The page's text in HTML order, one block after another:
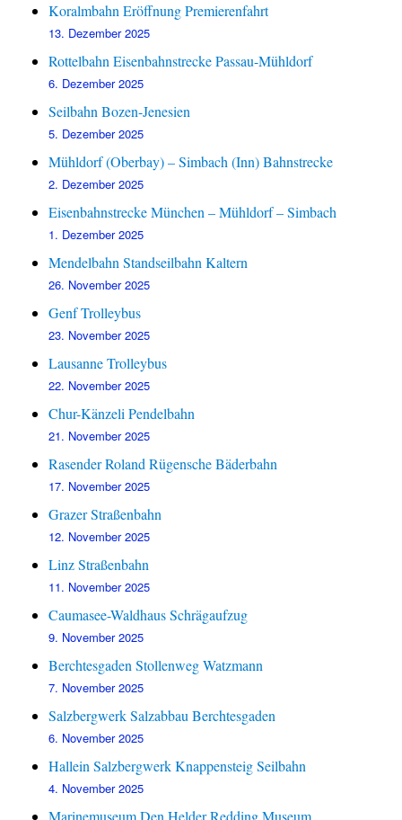
Koralmbahn Eröffnung Premierenfahrt
13. Dezember 2025
Rottelbahn Eisenbahnstrecke Passau-Mühldorf
6. Dezember 2025
Seilbahn Bozen-Jenesien
5. Dezember 2025
Mühldorf (Oberbay) – Simbach (Inn) Bahnstrecke
2. Dezember 2025
Eisenbahnstrecke München – Mühldorf – Simbach
1. Dezember 2025
Mendelbahn Standseilbahn Kaltern
26. November 2025
Genf Trolleybus
23. November 2025
Lausanne Trolleybus
22. November 2025
Chur-Känzeli Pendelbahn
21. November 2025
Rasender Roland Rügensche Bäderbahn
17. November 2025
Grazer Straßenbahn
12. November 2025
Linz Straßenbahn
11. November 2025
Caumasee-Waldhaus Schrägaufzug
9. November 2025
Berchtesgaden Stollenweg Watzmann
7. November 2025
Salzbergwerk Salzabbau Berchtesgaden
6. November 2025
Hallein Salzbergwerk Knappensteig Seilbahn
4. November 2025